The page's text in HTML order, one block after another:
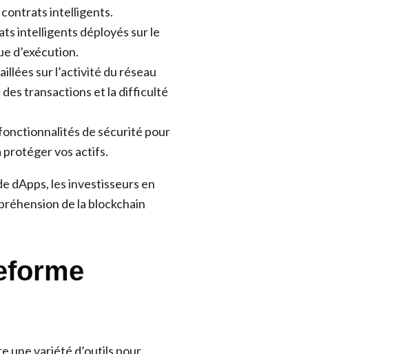
intelligents.
intelligents déployés sur le
d’exécution.
sur l’activité du réseau
des transactions et la difficulté
de sécurité pour
protéger vos actifs.
dApps, les investisseurs en
de la blockchain
une variété d’outils pour